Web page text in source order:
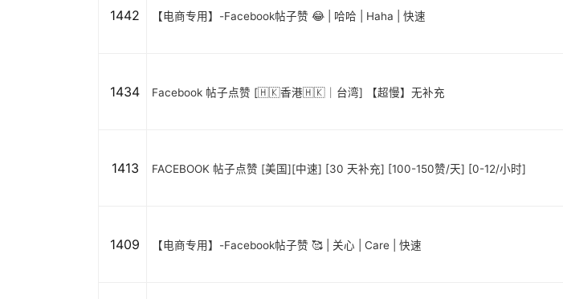
1442 【电商专用】-Facebook帖子赞 😂 | 哈哈 | Haha | 快速
1434 Facebook 帖子点赞 [🇭🇰香港🇭🇰｜台湾] 【超慢】无补充
1413 FACEBOOK 帖子点赞 [美国][中速] [30 天补充] [100-150赞/天] [0-12/小时]
1409 【电商专用】-Facebook帖子赞 🥰 | 关心 | Care | 快速